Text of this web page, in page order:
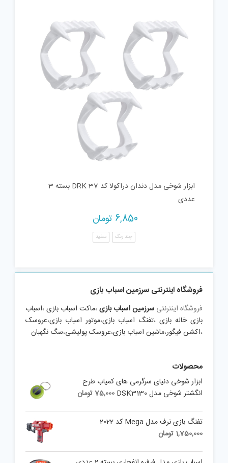
ابزار شوخی مدل دندان دراکولا کد DRK 37 بسته 3
عددی
6,850 تومان
چند رنگ سفید
فروشگاه اینترنتی سرزمین اسباب بازی
فروشگاه اینترنتی سرزمین اسباب بازی،ماکت اسباب بازی،اسباب
بازی خاله بازی ،تفنگ اسباب بازی،موتور اسباب بازی،عروسک
،اکشن فیگور،ماشین اسباب بازی،عروسک پولیشی،سگ نگهبان
محصولات
ابزار شوخی دنیای سرگرمی های کمیاب طرح
انگشتر شوخی مدل DSK3130
75,000تومان
تفنگ بازی نرف مدل Mega کد 2022
1,750,000 تومان